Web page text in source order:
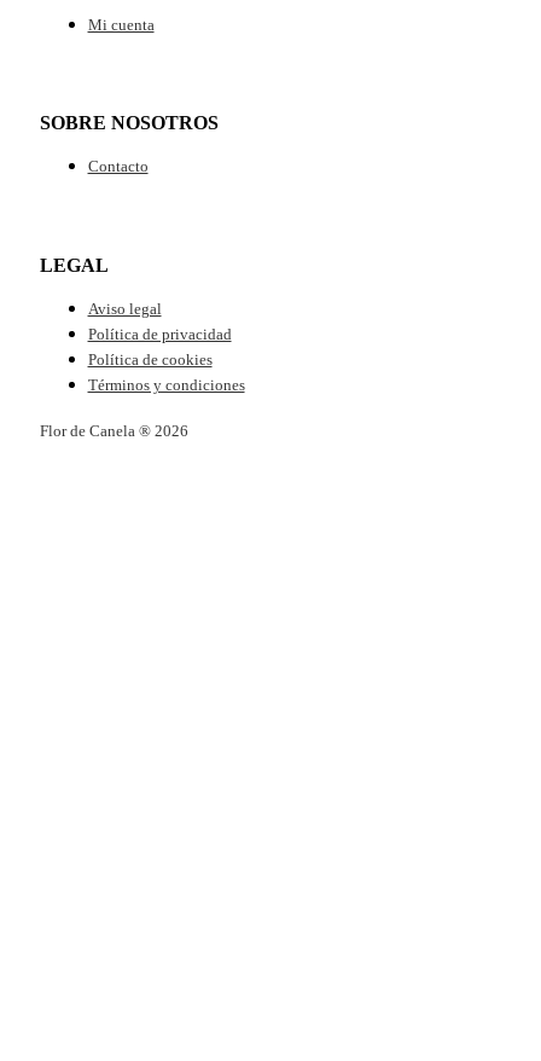
Mi cuenta
SOBRE NOSOTROS
Contacto
LEGAL
Aviso legal
Política de privacidad
Política de cookies
Términos y condiciones
Flor de Canela ® 2026